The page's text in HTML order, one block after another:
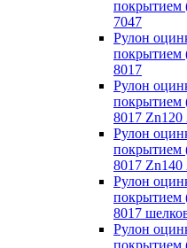
покрытием
7047
Рулон
покрытием
8017
Рулон
покрытием
8017 Zn120
Рулон
покрытием
8017 Zn140
Рулон
покрытием
8017
Рулон
покрытием